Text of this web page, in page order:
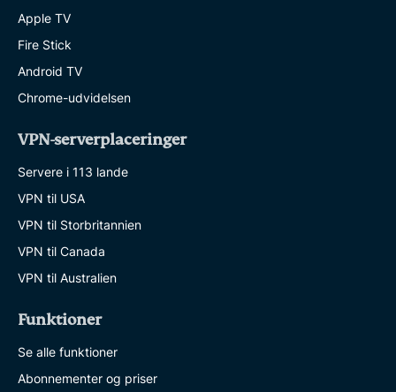
Apple TV
Fire Stick
Android TV
Chrome-udvidelsen
VPN-serverplaceringer
Servere i 113 lande
VPN til USA
VPN til Storbritannien
VPN til Canada
VPN til Australien
Funktioner
Se alle funktioner
Abonnementer og priser